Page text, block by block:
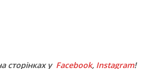
сторінках у Facebook, Instagram!